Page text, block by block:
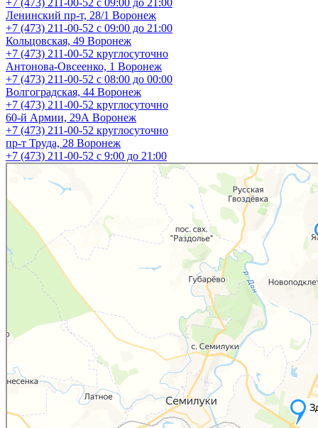
Ленинский пр-т, 28/1 Воронеж
+7 (473) 211-00-52 с 09:00 до 21:00
Кольцовская, 49 Воронеж
+7 (473) 211-00-52 круглосуточно
Антонова-Овсеенко, 1 Воронеж
+7 (473) 211-00-52 с 08:00 до 00:00
Волгоградская, 44 Воронеж
+7 (473) 211-00-52 круглосуточно
60-й Армии, 29А Воронеж
+7 (473) 211-00-52 круглосуточно
пр-т Труда, 28 Воронеж
+7 (473) 211-00-52 c 9:00 до 21:00